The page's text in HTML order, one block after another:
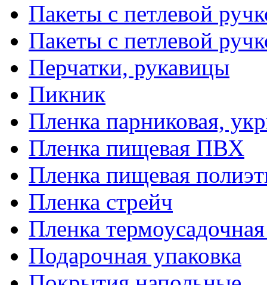
Пакеты с петлевой
Пакеты с петлевой
Перчатки, рукавицы
Пикник
Пленка парниковая,
Пленка пищевая ПВХ
Пленка пищевая
Пленка стрейч
Пленка
Подарочная упаковка